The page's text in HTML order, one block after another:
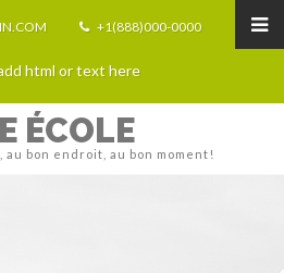
+1(888)000-0000
html or text here
ÉCOLE
au bon endroit, au bon moment!